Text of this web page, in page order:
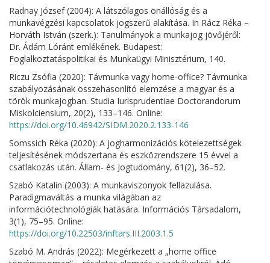
Radnay József (2004): A látszólagos önállóság és a
munkavégzési kapcsolatok jogszerű alakítása. In Rácz Réka –
Horváth István (szerk.): Tanulmányok a munkajog jövőjéről:
Dr. Ádám Lóránt emlékének. Budapest:
Foglalkoztatáspolitikai és Munkaügyi Minisztérium, 140.
Riczu Zsófia (2020): Távmunka vagy home-office? Távmunka
szabályozásának összehasonlító elemzése a magyar és a
török munkajogban. Studia Iurisprudentiae Doctorandorum
Miskolciensium, 20(2), 133–146. Online:
https://doi.org/10.46942/SIDM.2020.2.133-146
Somssich Réka (2020): A jogharmonizációs kötelezettségek
teljesítésének módszertana és eszközrendszere 15 évvel a
csatlakozás után. Állam- és Jogtudomány, 61(2), 36–52.
Szabó Katalin (2003): A munkaviszonyok fellazulása.
Paradigmaváltás a munka világában az
információtechnológiák hatására. Információs Társadalom,
3(1), 75–95. Online:
https://doi.org/10.22503/inftars.III.2003.1.5
Szabó M. András (2022): Megérkezett a „home office